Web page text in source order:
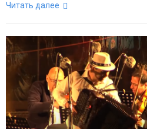
Читать далее